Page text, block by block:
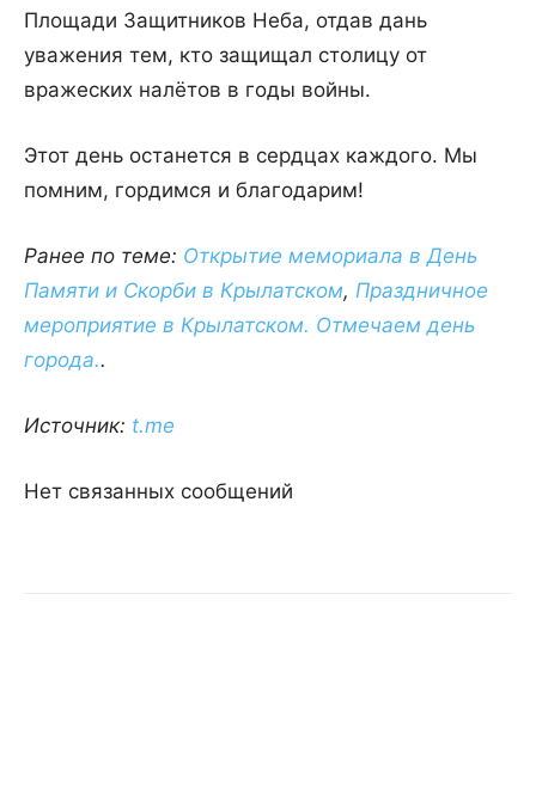
Площади Защитников Неба, отдав дань
уважения тем, кто защищал столицу от
вражеских налётов в годы войны.
Этот день останется в сердцах каждого. Мы
помним, гордимся и благодарим!
Ранее по теме: Открытие мемориала в День
Памяти и Скорби в Крылатском, Праздничное
мероприятие в Крылатском. Отмечаем день
города..
Источник: t.me
Нет связанных сообщений